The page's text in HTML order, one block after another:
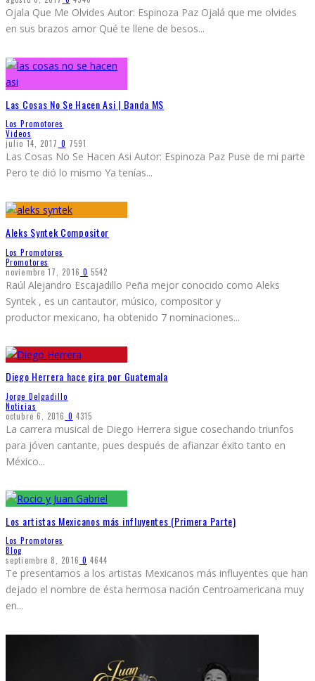
Ojala Que Me Olvides Autor: Espinoza Paz Ojalá que me olvides
en sus brazos amor Qué te llene de besos...
Las Cosas No Se Hacen Asi | Banda MS
Los Promotores
Videos
julio 14, 2017 0 7591
Las Cosas No Se Hacen Asi Autor: Espinoza Paz Puse de mi parte
Pero te dió lo mismo Ya tenías...
Aleks Syntek Compositor
Los Promotores
Promotores
noviembre 17, 2016 0 5542
Raúl Alejandro Escajadillo Peña mejor conocido como Aleks
Syntek , es un cantautor, músico, compositor y
productor mexicano, ha obtenido 7 nominaciones...
Diego Herrera hace gira por Guatemala
Jorge Delgadillo
Noticias
octubre 6, 2016 0 4315
La carrera musical de Diego Herrera sigue cosechando triunfos
para jóven cantante, pues después de afianzar éxito tanto en
México...
Los artistas Mexicanos más influyentes (Primera Parte)
Los Promotores
Blog
septiembre 8, 2016 0 4644
Te presentamos a los artistas Mexicanos más influyentes que han
dejado el nombre de ésta hermosa nación Centroamericana muy
en...